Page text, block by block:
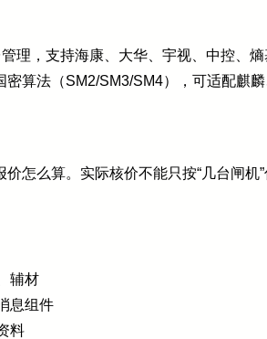
理，支持海康、大华、宇视、中控、
算法（SM2/SM3/SM4），可适配麒麟
怎么算。实际核价不能只按“几台闸机”
辅材
息组件
料